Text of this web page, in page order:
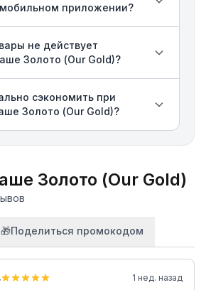
мобильном приложении?
не действует
Золото (Our Gold)?
сэкономить при
Золото (Our Gold)?
Золото (Our Gold)
🎁Поделиться промокодом
1 нед. назад